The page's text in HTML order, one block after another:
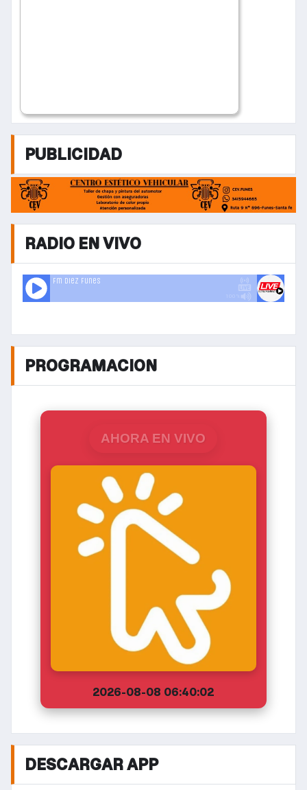
PUBLICIDAD
RADIO EN VIVO
PROGRAMACION
AHORA EN VIVO
2026-08-08 06:40:02
DESCARGAR APP